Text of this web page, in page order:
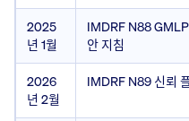
2025
년 1월
IMDRF N88
안 지침
2026
년 2월
IMDRF N89 신뢰